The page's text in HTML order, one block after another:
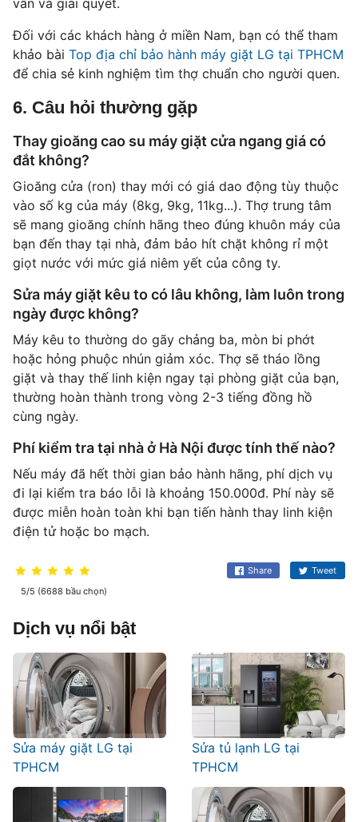
Đối với các khách hàng ở miền Nam, bạn có thể tham
khảo bài Top địa chỉ bảo hành máy giặt LG tại TPHCM
để chia sẻ kinh nghiệm tìm thợ chuẩn cho người quen.
6. Câu hỏi thường gặp
Thay gioăng cao su máy giặt cửa ngang giá có
đắt không?
Gioăng cửa (ron) thay mới có giá dao động tùy thuộc
vào số kg của máy (8kg, 9kg, 11kg...). Thợ trung tâm
sẽ mang gioăng chính hãng theo đúng khuôn máy của
bạn đến thay tại nhà, đảm bảo hít chặt không rỉ một
giọt nước với mức giá niêm yết của công ty.
Sửa máy giặt kêu to có lâu không, làm luôn trong
ngày được không?
Máy kêu to thường do gãy chảng ba, mòn bi phớt
hoặc hỏng phuộc nhún giảm xóc. Thợ sẽ tháo lồng
giặt và thay thế linh kiện ngay tại phòng giặt của bạn,
thường hoàn thành trong vòng 2-3 tiếng đồng hồ
cùng ngày.
Phí kiểm tra tại nhà ở Hà Nội được tính thế nào?
Nếu máy đã hết thời gian bảo hành hãng, phí dịch vụ
đi lại kiểm tra báo lỗi là khoảng 150.000đ. Phí này sẽ
được miễn hoàn toàn khi bạn tiến hành thay linh kiện
điện tử hoặc bo mạch.
5/5 (6688 bầu chọn)
Share Tweet
Dịch vụ nổi bật
Sửa máy giặt LG tại
TPHCM
Sửa tủ lạnh LG tại
TPHCM